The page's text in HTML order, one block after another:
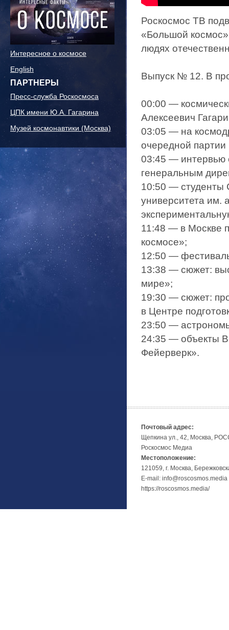
Интересное о космосе
English
ПАРТНЕРЫ
Пресс-служба Роскосмоса
ЦПК имени Ю.А. Гагарина
Музей космонавтики (Москва)
Роскосмос ТВ
«Большой
людях
Выпуск № 12. В
00:00​ —
Алексеевич
03:05​ — на
очередной партии
03:45​ —
генеральным
10:50​ — студенты
университета им.
11:48​ — в Москве
космосе»;
12:50​ —
13:38​ — сюжет:
мире»;
19:30​ — сюжет:
в Центре
23:50​ —
24:35​ — объекты
Фейерверк».
Почтовый адрес:
Щепкина ул., 42, Москва,
Роскосмос Медиа
Местоположение:
121059, г. Москва,
E-mail: info@roscosmos.media
https://roscosmos.media/